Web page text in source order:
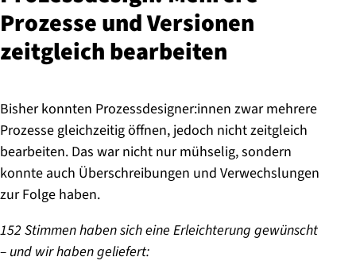
Prozesse und Versionen
zeitgleich bearbeiten
Bisher konnten Prozessdesigner:innen zwar mehrere
Prozesse gleichzeitig öffnen, jedoch nicht zeitgleich
bearbeiten. Das war nicht nur mühselig, sondern
konnte auch Überschreibungen und Verwechslungen
zur Folge haben.
152 Stimmen haben sich eine Erleichterung gewünscht
– und wir haben geliefert: